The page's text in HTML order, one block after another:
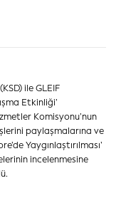
ile GLEIF
Etkinliği’
Komisyonu’nun
paylaşmalarına ve
Yaygınlaştırılması’
incelenmesine